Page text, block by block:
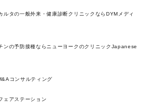
ルタの一般外来・健康診断クリニックならDYMメディ
ンの予防接種ならニューヨークのクリニックJapanese
コンサルティング
ェアステーション